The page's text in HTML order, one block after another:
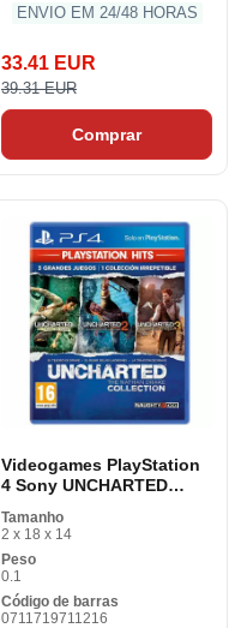
ENVIO EM 24/48 HORAS
33.41 EUR
39.31 EUR
Comprar
Videogames PlayStation
4 Sony UNCHARTED
Tamanho
2 x 18 x 14
Peso
0.1
Código de barras
0711719711216